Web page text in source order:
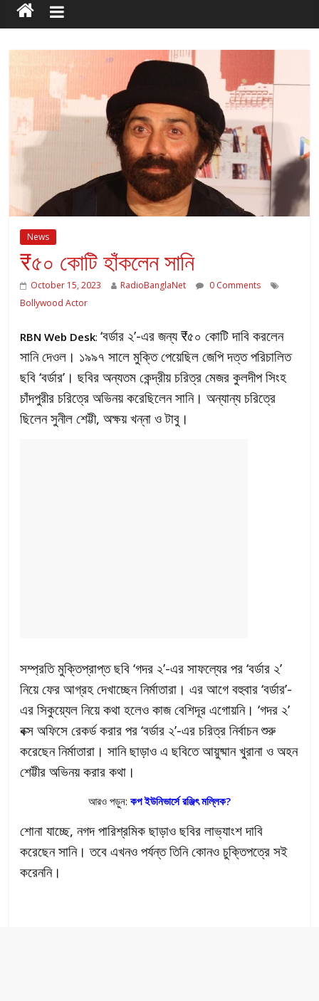
News
₹৫০ কোটি হাঁকলেন সানি
October 15, 2023 RadioBanglaNet
0 Comments
Bollywood Actor
RBN Web Desk:‘বর্ডার ২’-এর জন্য ₹৫০ কোটি দাবি করলেন
সানি দেওল। ১৯৯৭ সালে মুক্তি পেয়েছিল জেপি দত্ত পরিচালিত
ছবি ‘বর্ডার’। ছবির অন্যতম কেন্দ্রীয় চরিত্র মেজর কুলদীপ সিংহ
চাঁদপুরীর চরিত্রে অভিনয় করেছিলেন সানি। অন্যান্য চরিত্রে
ছিলেন সুনীল শেট্টী, অক্ষয় খন্না ও টাবু।
সম্প্রতি মুক্তিপ্রাপ্ত ছবি ‘গদর ২’-এর সাফল্যের পর ‘বর্ডার ২’
নিয়ে ফের আগ্রহ দেখাচ্ছেন নির্মাতারা। এর আগে বহুবার ‘বর্ডার’-
এর সিকুয়্যেল নিয়ে কথা হলেও কাজ বেশিদূর এগোয়নি। ‘গদর ২’
বক্স অফিসে রেকর্ড করার পর ‘বর্ডার ২’-এর চরিত্র নির্বাচন শুরু
করেছেন নির্মাতারা। সানি ছাড়াও এ ছবিতে আয়ুষ্মান খুরানা ও অহন
শেট্টীর অভিনয় করার কথা।
আরও পড়ুন: কপ ইউনিভার্সে রঞ্জিৎ মল্লিক?
শোনা যাচ্ছে, নগদ পারিশ্রমিক ছাড়াও ছবির লাভ্যাংশ দাবি
করেছেন সানি। তবে এখনও পর্যন্ত তিনি কোনও চুক্তিপত্রে সই
করেননি।